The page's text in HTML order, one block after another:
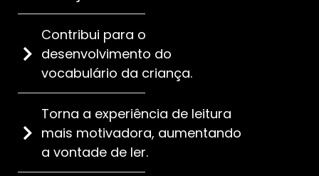
Contribui para o
desenvolvimento do
vocabulário da criança.
Torna a experiência de leitura
mais motivadora, aumentando
a vontade de ler.